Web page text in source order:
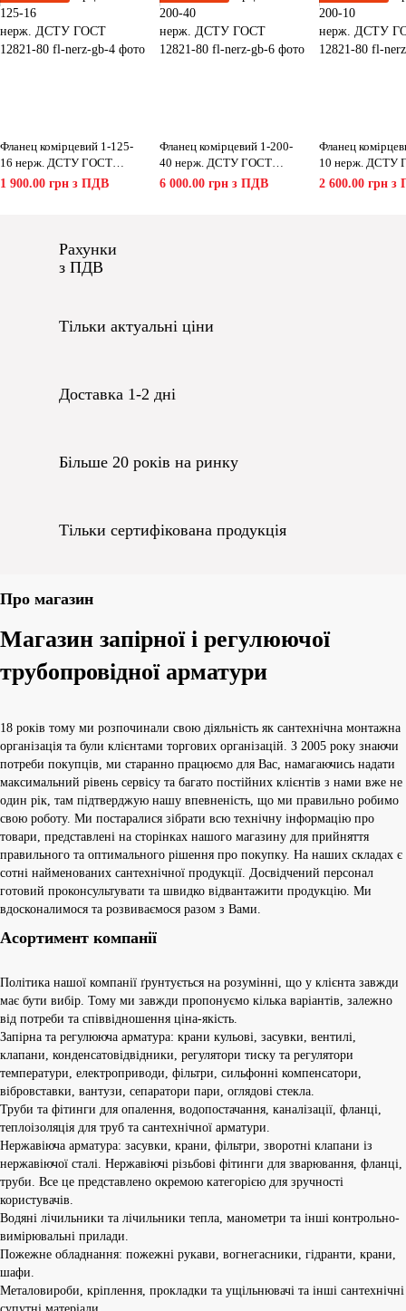
Фланец комірцевий 1-125-
16 нерж. ДСТУ ГОСТ
12821-80
1 900.00 грн з ПДВ
Фланец комірцевий 1-200-
40 нерж. ДСТУ ГОСТ
12821-80
6 000.00 грн з ПДВ
Фланец
10 нерж. ДСТУ
12821-80
2 600.00 грн з
Рахунки
з ПДВ
Тільки актуальні ціни
Доставка 1-2 дні
Більше 20 років на ринку
Тільки сертифікована продукція
Про магазин
Магазин запірної і регулюючої
трубопровідної арматури
18 років тому ми розпочинали свою діяльність як сантехнічна монтажна
організація та були клієнтами торгових організацій. З 2005 року знаючи
потреби покупців, ми старанно працюємо для Вас, намагаючись надати
максимальний рівень сервісу та багато постійних клієнтів з нами вже не
один рік, там підтверджую нашу впевненість, що ми правильно робимо
свою роботу. Ми постаралися зібрати всю технічну інформацію про
товари, представлені на сторінках нашого магазину для прийняття
правильного та оптимального рішення про покупку. На наших складах є
сотні найменованих сантехнічної продукції. Досвідчений персонал
готовий проконсультувати та швидко відвантажити продукцію. Ми
вдосконалимося та розвиваємося разом з Вами.
Асортимент компанії
Політика нашої компанії ґрунтується на розумінні, що у клієнта завжди
має бути вибір. Тому ми завжди пропонуємо кілька варіантів, залежно
від потреби та співвідношення ціна-якість.
Запірна та регулююча арматура: крани кульові, засувки, вентилі,
клапани, конденсатовідвідники, регулятори тиску та регулятори
температури, електроприводи, фільтри, сильфонні компенсатори,
вібровставки, вантузи, сепаратори пари, оглядові стекла.
Труби та фітинги для опалення, водопостачання, каналізації, фланці,
теплоізоляція для труб та сантехнічної арматури.
Нержавіюча арматура: засувки, крани, фільтри, зворотні клапани із
нержавіючої сталі. Нержавіючі різьбові фітинги для зварювання, фланці,
труби. Все це представлено окремою категорією для зручності
користувачів.
Водяні лічильники та лічильники тепла, манометри та інші контрольно-
вимірювальні прилади.
Пожежне обладнання: пожежні рукави, вогнегасники, гідранти, крани,
шафи.
Металовироби, кріплення, прокладки та ущільнювачі та інші сантехнічні